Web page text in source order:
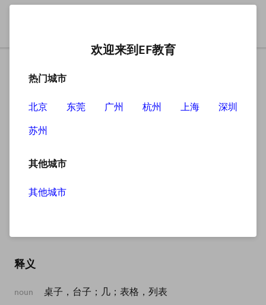
table
释义
noun 桌子，台子；几；表格，列表
欢迎来到EF教育
热门城市
北京 东莞 广州 杭州 上海
深圳
苏州
其他城市
其他城市